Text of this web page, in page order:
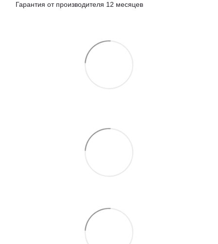
Гарантия от производителя 12 месяцев